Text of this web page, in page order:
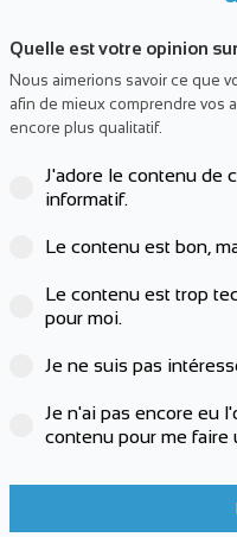
Quelle est votre opinion
Nous aimerions savoir ce que
afin de mieux comprendre vos
encore plus qualitatif.
J'adore le contenu de
informatif.
Le contenu est bon,
Le contenu est trop
pour moi.
Je ne suis pas
Je n'ai pas encore eu
contenu pour me faire